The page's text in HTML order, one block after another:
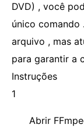
DVD) , você
único
arquivo , mas
para garantir a
Instruções
1
Abrir